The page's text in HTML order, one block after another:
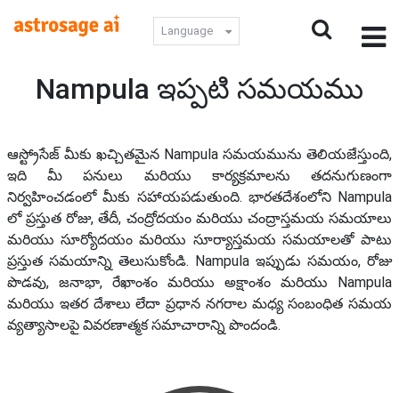
Language
Nampula ఇప్పటి సమయము
ఆస్ట్రోసేజ్ మీకు ఖచ్చితమైన Nampula సమయమును తెలియజేస్తుంది,
ఇది మీ పనులు మరియు కార్యక్రమాలను తదనుగుణంగా
నిర్వహించడంలో మీకు సహాయపడుతుంది. భారతదేశంలోని Nampula
లో ప్రస్తుత రోజు, తేదీ, చంద్రోదయం మరియు చంద్రాస్తమయ సమయాలు
మరియు సూర్యోదయం మరియు సూర్యాస్తమయ సమయాలతో పాటు
ప్రస్తుత సమయాన్ని తెలుసుకోండి. Nampula ఇప్పుడు సమయం, రోజు
పొడవు, జనాభా, రేఖాంశం మరియు అక్షాంశం మరియు Nampula
మరియు ఇతర దేశాలు లేదా ప్రధాన నగరాల మధ్య సంబంధిత సమయ
వ్యత్యాసాలపై వివరణాత్మక సమాచారాన్ని పొందండి.